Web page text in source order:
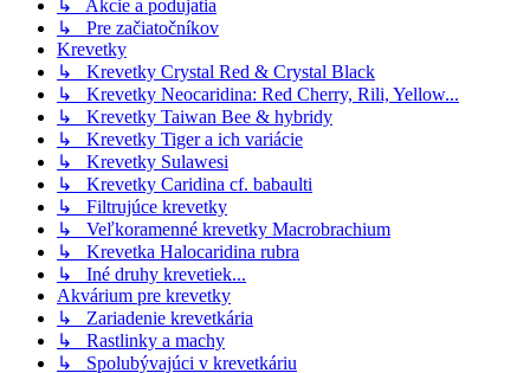
↳ Akcie a podujatia
↳ Pre začiatočníkov
Krevetky
↳ Krevetky Crystal Red & Crystal Black
↳ Krevetky Neocaridina: Red Cherry, Rili, Yellow...
↳ Krevetky Taiwan Bee & hybridy
↳ Krevetky Tiger a ich variácie
↳ Krevetky Sulawesi
↳ Krevetky Caridina cf. babaulti
↳ Filtrujúce krevetky
↳ Veľkoramenné krevetky Macrobrachium
↳ Krevetka Halocaridina rubra
↳ Iné druhy krevetiek...
Akvárium pre krevetky
↳ Zariadenie krevetkária
↳ Rastlinky a machy
↳ Spolubývajúci v krevetkáriu